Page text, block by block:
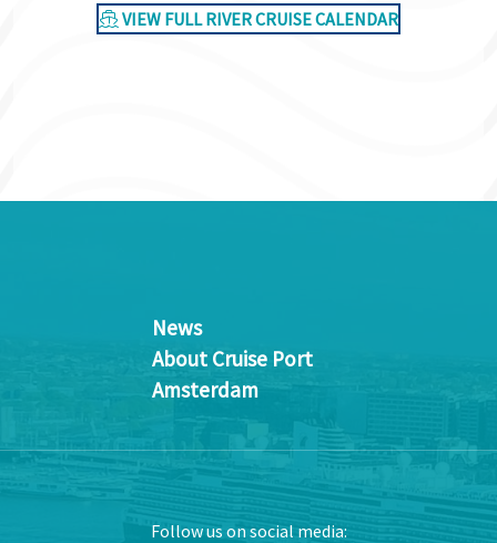
VIEW FULL RIVER CRUISE CALENDAR
News
About Cruise Port
Amsterdam
Follow us on social media: